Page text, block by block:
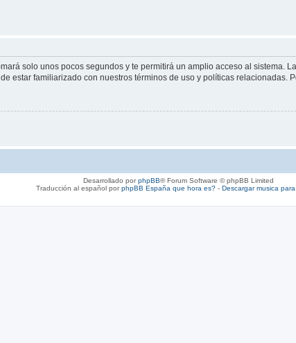
solo unos pocos segundos y te permitirá un amplio acceso al sistema.
estar familiarizado con nuestros términos de uso y políticas relacionadas.
Desarrollado porphpBB® Forum Software © phpBB Limited
Traducción al español porphpBB España que hora es?- Descargar musica